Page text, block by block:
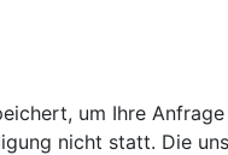
um Ihre
nicht statt. Die